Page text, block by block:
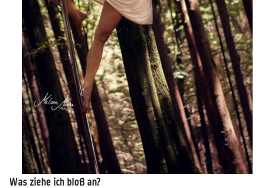
Was ziehe ich bloß an?